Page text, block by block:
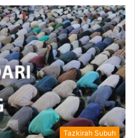
Tazkirah Subuh